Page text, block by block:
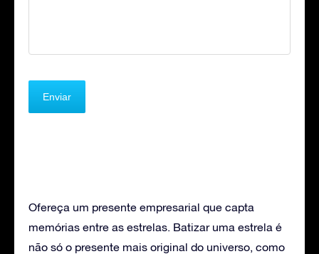
Ofereça um presente empresarial que capta
memórias entre as estrelas. Batizar uma estrela é
não só o presente mais original do universo, como